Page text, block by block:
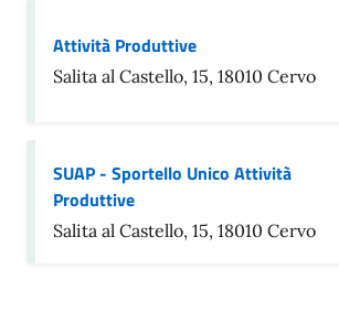
Attività Produttive
Salita al Castello, 15, 18010 Cervo
SUAP - Sportello Unico Attività
Produttive
Salita al Castello, 15, 18010 Cervo